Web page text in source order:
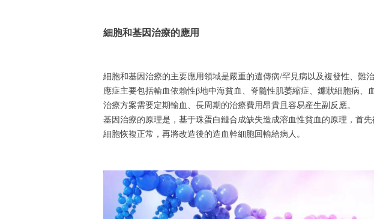
細胞和基因治療的應用
細胞和基因治療的主要應用領域是嚴重的遺傳病/罕見病以及複發性、難
應症主要包括輸血依賴性β地中海貧血、脊髓性肌萎縮症、鐮狀細胞病
治療方案需要定期輸血、長周期的治療費用昂貴且容易産生副反應。
基因治療的原理是，基于珠蛋白鏈合成缺失造成溶血性貧血的原理，首
細胞恢複正常，再將改造後的造血幹細胞回輸給病人。